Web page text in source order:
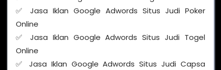
✅ Jasa Iklan Google Adwords Situs Judi Poker
Online
✅ Jasa Iklan Google Adwords Situs Judi Togel
Online
✅ Jasa Iklan Google Adwords Situs Judi Capsa